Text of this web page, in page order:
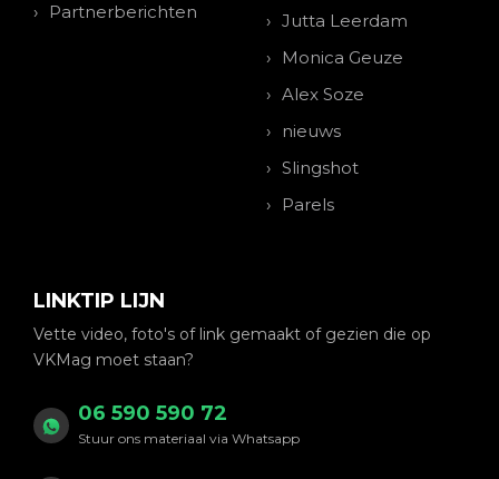
Partnerberichten
Jutta Leerdam
Monica Geuze
Alex Soze
nieuws
Slingshot
Parels
LINKTIP LIJN
Vette video, foto's of link gemaakt of gezien die op
VKMag moet staan?
06 590 590 72
Stuur ons materiaal via Whatsapp